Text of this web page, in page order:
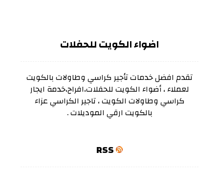
اضواء الكويت للحفلات
تقدم افضل خدمات تأجير كراسي وطاولات بالكويت
لعملاء ، أضواء الكويت للحفلات،افراح،خدمة ايجار
كراسي وطاولات الكويت ، تاجير الكراسي عزاء
بالكويت ارقي الموديلات .
RSS